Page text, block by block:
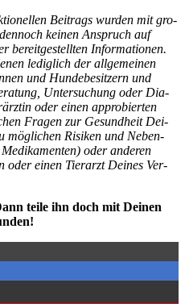
Bei­trags wur­den mit gro­
kei­nen Anspruch auf
bereit­ge­stell­ten Infor­ma­tio­nen.
ledig­lich der all­ge­mei­nen
und Hun­de­be­sit­zern und
Unter­su­chung oder Dia­
oder einen appro­bier­ten
Fra­gen zur Gesund­heit Dei­
mög­li­chen Risi­ken und Neben­
oder ande­ren
oder einen Tier­arzt Dei­nes Ver­
tei­le ihn doch mit Dei­nen